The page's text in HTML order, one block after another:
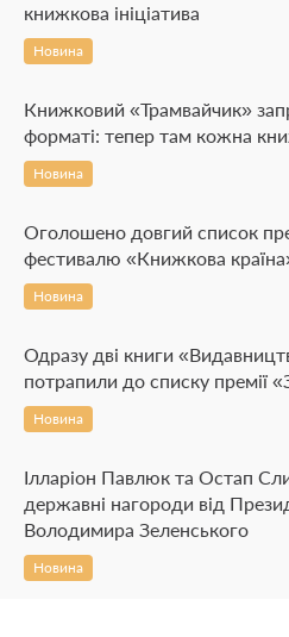
книжкова ініціатива
Новина
Книжковий «Трамвайчик»
форматі: тепер там кожна
Новина
Оголошено довгий список
фестивалю «Книжкова
Новина
Одразу дві книги
потрапили до списку премії
Новина
Ілларіон Павлюк та Остап
державні нагороди від
Володимира Зеленського
Новина